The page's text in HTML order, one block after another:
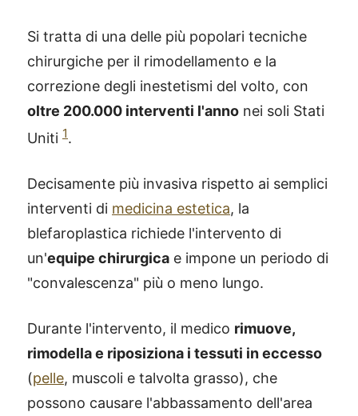
Si tratta di una delle più popolari tecniche
chirurgiche per il rimodellamento e la
correzione degli inestetismi del volto, con
oltre 200.000 interventi l'anno nei soli Stati
Uniti 1.
Decisamente più invasiva rispetto ai semplici
interventi di medicina estetica, la
blefaroplastica richiede l'intervento di
un'equipe chirurgica e impone un periodo di
"convalescenza" più o meno lungo.
Durante l'intervento, il medico rimuove,
rimodella e riposiziona i tessuti in eccesso
(pelle, muscoli e talvolta grasso), che
possono causare l'abbassamento dell'area